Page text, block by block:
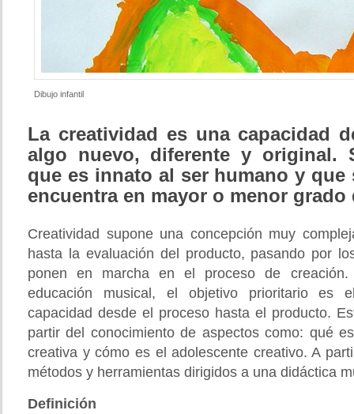
Dibujo infantil
La creatividad es una capacidad
algo nuevo, diferente y original.
que es innato al ser humano y que
encuentra en mayor o menor
Creatividad supone una concepción muy
hasta la evaluación del producto, pasando por
ponen en marcha en el proceso de
educación musical, el objetivo prioritario es
capacidad desde el proceso hasta el producto.
partir del conocimiento de aspectos como: qué
creativa y cómo es el adolescente creativo. A
métodos y herramientas dirigidos a una didáctica
Definición